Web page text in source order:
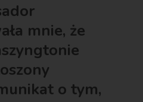
mnie, że
o tym,